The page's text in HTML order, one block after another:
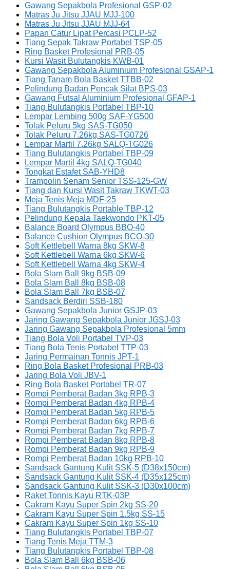
Gawang Sepakbola Profesional GSP-02
Matras Ju Jitsu JJAU MJJ-100
Matras Ju Jitsu JJAU MJJ-64
Papan Catur Lipat Percasi PCLP-52
Tiang Sepak Takraw Portabel TSP-05
Ring Basket Profesional PRB-05
Kursi Wasit Bulutangkis KWB-01
Gawang Sepakbola Aluminium Profesional GSAP-1
Tiang Tanam Bola Basket TTBB-02
Pelindung Badan Pencak Silat BPS-03
Gawang Futsal Aluminium Profesional GFAP-1
Tiang Bulutangkis Portabel TBP-10
Lempar Lembing 500g SAF-YG500
Tolak Peluru 5kg SAS-TG050
Tolak Peluru 7.26kg SAS-TG0726
Lempar Martil 7.26kg SALQ-TG026
Tiang Bulutangkis Portabel TBP-09
Lempar Martil 4kg SALQ-TG040
Tongkat Estafet SAB-YHD8
Trampolin Senam Senior TSS-125-GW
Tiang dan Kursi Wasit Takraw TKWT-03
Meja Tenis Meja MDF-25
Tiang Bulutangkis Portable TBP-12
Pelindung Kepala Taekwondo PKT-05
Balance Board Olympus BBO-40
Balance Cushion Olympus BCO-30
Soft Kettlebell Warna 8kg SKW-8
Soft Kettlebell Warna 6kg SKW-6
Soft Kettlebell Warna 4kg SKW-4
Bola Slam Ball 9kg BSB-09
Bola Slam Ball 8kg BSB-08
Bola Slam Ball 7kg BSB-07
Sandsack Berdiri SSB-180
Gawang Sepakbola Junior GSJP-03
Jaring Gawang Sepakbola Junior JGSJ-03
Jaring Gawang Sepakbola Profesional 5mm
Tiang Bola Voli Portabel TVP-03
Tiang Bola Tenis Portabel TTP-03
Jaring Permainan Tonnis JPT-1
Ring Bola Basket Profesional PRB-03
Jaring Bola Voli JBV-1
Ring Bola Basket Portabel TR-07
Rompi Pemberat Badan 3kg RPB-3
Rompi Pemberat Badan 4kg RPB-4
Rompi Pemberat Badan 5kg RPB-5
Rompi Pemberat Badan 6kg RPB-6
Rompi Pemberat Badan 7kg RPB-7
Rompi Pemberat Badan 8kg RPB-8
Rompi Pemberat Badan 9kg RPB-9
Rompi Pemberat Badan 10kg RPB-10
Sandsack Gantung Kulit SSK-5 (D38x150cm)
Sandsack Gantung Kulit SSK-4 (D35x125cm)
Sandsack Gantung Kulit SSK-3 (D30x100cm)
Raket Tonnis Kayu RTK-03P
Cakram Kayu Super Spin 2kg SS-20
Cakram Kayu Super Spin 1.5kg SS-15
Cakram Kayu Super Spin 1kg SS-10
Tiang Bulutangkis Portabel TBP-07
Tiang Tenis Meja TTM-3
Tiang Bulutangkis Portabel TBP-08
Bola Slam Ball 6kg BSB-06